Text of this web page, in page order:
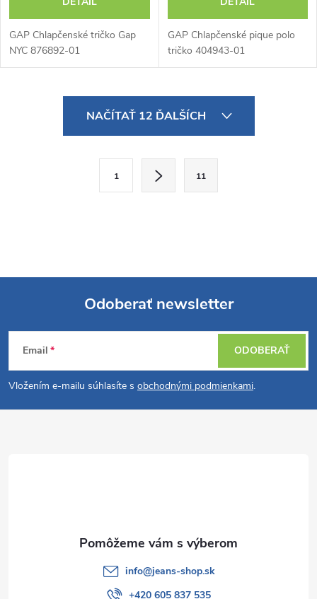
GAP Chlapčenské tričko Gap
NYC 876892-01
GAP Chlapčenské pique polo
tričko 404943-01
c
e
p
r
NAČÍTAŤ 12 ĎALŠÍCH
a
i
e
1 11
Z
á
p
Odoberať newsletter
Email
Vložením e-mailu súhlasíte s obchodnými podmienkami.
ODOBERAŤ
info@jeans-shop.sk
+420 605 837 535